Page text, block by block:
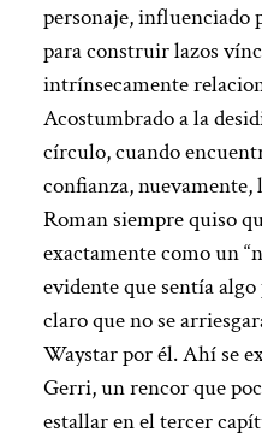
personaje, influenciado
para construir lazos
intrínsecamente
Acostumbrado a la
círculo, cuando
confianza,
Roman siempre quiso
exactamente como un
evidente que sentía
claro que no se
Waystar por él. Ahí se
Gerri, un rencor que
estallar en el tercer